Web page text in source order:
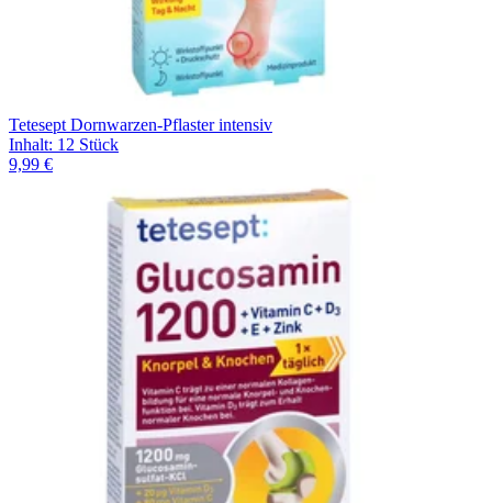
Tetesept Dornwarzen-Pflaster intensiv
Inhalt: 12 Stück
9,99 €